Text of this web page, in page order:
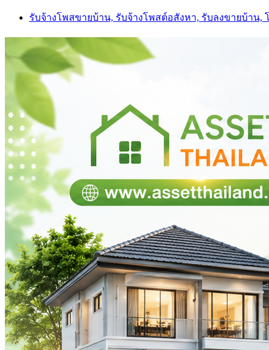
Skip
content
รับจ้างโพสขายบ้าน, รับจ้างโพสต์อสังหา, รับลงขายบ้าน,